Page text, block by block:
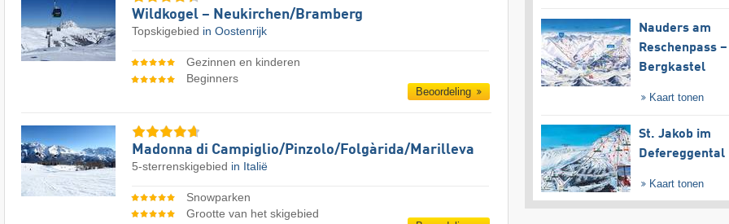
Wildkogel – Neukirchen/​Bramberg
Topskigebied in Oostenrijk
Gezinnen en kinderen
Beginners
Beoordeling
Madonna di Campiglio/​Pinzolo/​Folgàrida/​Marilleva
5-sterrenskigebied in Italië
Snowparken
Grootte van het skigebied
Nauders am
Reschenpass –
Bergkastel
Kaart tonen
St. Jakob im
Defereggental
Kaart tonen